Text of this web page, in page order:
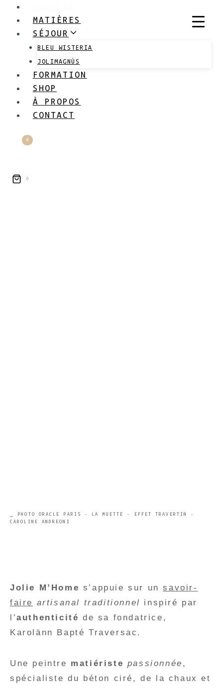
Skip
content
MATIÈRES
SÉJOUR
BLEU WISTERIA
JOLIMAGNÙS
FORMATION
SHOP
À PROPOS
CONTACT
0
0
⎯ PHOTO ORACLE PARIS - LA MUETTE - EFFET TRAVERTIN -
CAROLINE ANDREONI
Jolie M’Home s’appuie sur unsavoir-
faire artisanal traditionnel inspiré par
l’authenticité de sa fondatrice,
Karolänn Bapté Traversac.
Une peintre matiériste passionnée ,
spécialiste du béton ciré, de la chaux et